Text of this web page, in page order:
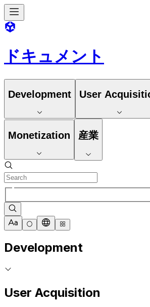
ドキュメント
Development User
Monetization 産業
Development
User Acquisition